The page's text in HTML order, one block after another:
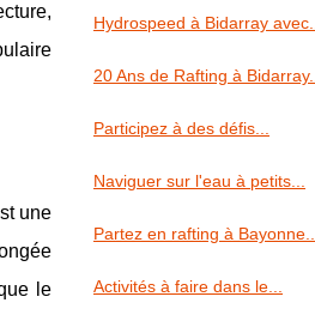
une
le
Hydrospeed à Bidarray avec...
20 Ans de Rafting à Bidarray...
Participez à des défis...
Naviguer sur l'eau à petits...
Partez en rafting à Bayonne...
Activités à faire dans le...